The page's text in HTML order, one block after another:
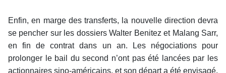
Enfin, en marge des transferts, la nouvelle direction devra
se pencher sur les dossiers Walter Benitez et Malang Sarr,
en fin de contrat dans un an. Les négociations pour
prolonger le bail du second n’ont pas été lancées par les
actionnaires sino-américains, et son départ a été envisagé.